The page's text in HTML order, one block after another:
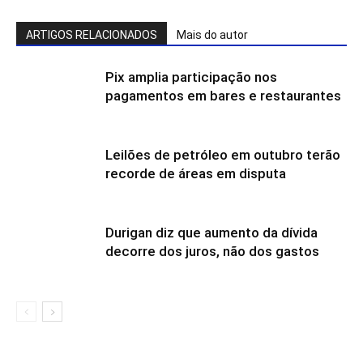
ARTIGOS RELACIONADOS Mais do autor
Pix amplia participação nos
pagamentos em bares e restaurantes
Leilões de petróleo em outubro terão
recorde de áreas em disputa
Durigan diz que aumento da dívida
decorre dos juros, não dos gastos